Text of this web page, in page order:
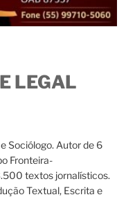
LEGAL
Sociólogo. Autor de 6
Fronteira-
textos jornalísticos.
Textual, Escrita e